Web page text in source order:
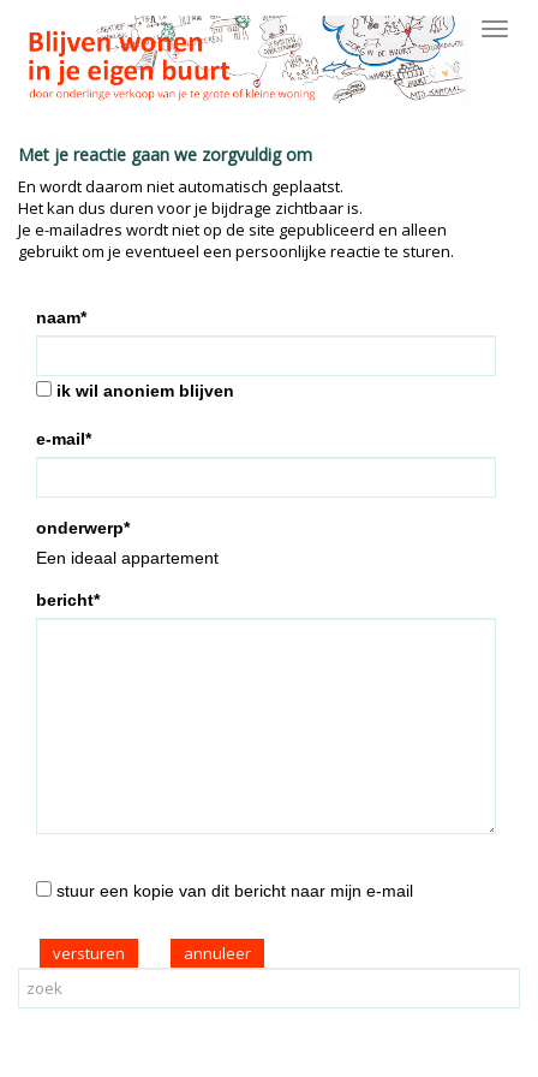
Met je reactie gaan we zorgvuldig om
En wordt daarom niet automatisch geplaatst.
Het kan dus duren voor je bijdrage zichtbaar is.
Je e-mailadres wordt niet op de site gepubliceerd en alleen
gebruikt om je eventueel een persoonlijke reactie te sturen.
naam*
ik wil anoniem blijven
e-mail*
onderwerp*
Een ideaal appartement
bericht*
stuur een kopie van dit bericht naar mijn e-mail
versturen